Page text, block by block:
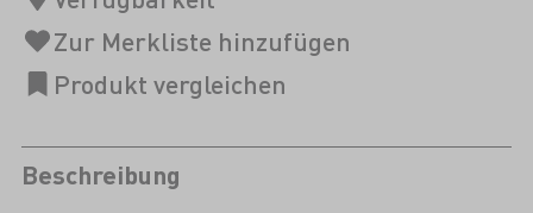
Beschreibung